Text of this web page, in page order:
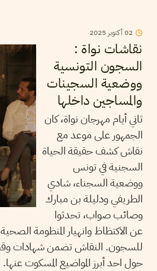
02أكتوبر 2025
نقاشات نواة :
السجون التونسية
ووضعية السجينات
والمساجين داخلها
ثاني أيام مهرجان نواة، كان
الجمهور على موعد مع
نقاش كشف حقيقة الحياة
السجنية في تونس
ووضعية السجناء، شادي
الطريفي ودليلة بن مبارك
وصائب صواب، تحدثوا
عن الاكتظاظ وانهيار المنظومة
للسجون. النقاش تضمن شهادات
حول احد أبرز المواضيع المسكوت عنها.